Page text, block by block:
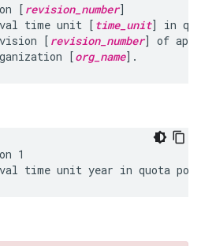
[ revision_number]
time unit [ time_unit] in
[ revision_number] of
[org_name
1